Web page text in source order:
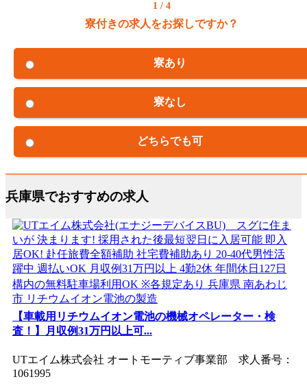
1 / 4
寮付きの求人をお探しですか？
寮あり
寮なし
どちらでも可
兵庫県でおすすめの求人
【車載用リチウムイオン電池の機械オペレーター・検
査！】月収例31万円以上可...
UTエイム株式会社 オートモーティブ事業部 求人番号：
1061995